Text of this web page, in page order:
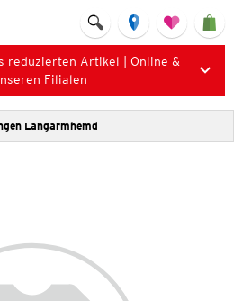
reduzierten Artikel | Online &
Filialen
Langarmhemd